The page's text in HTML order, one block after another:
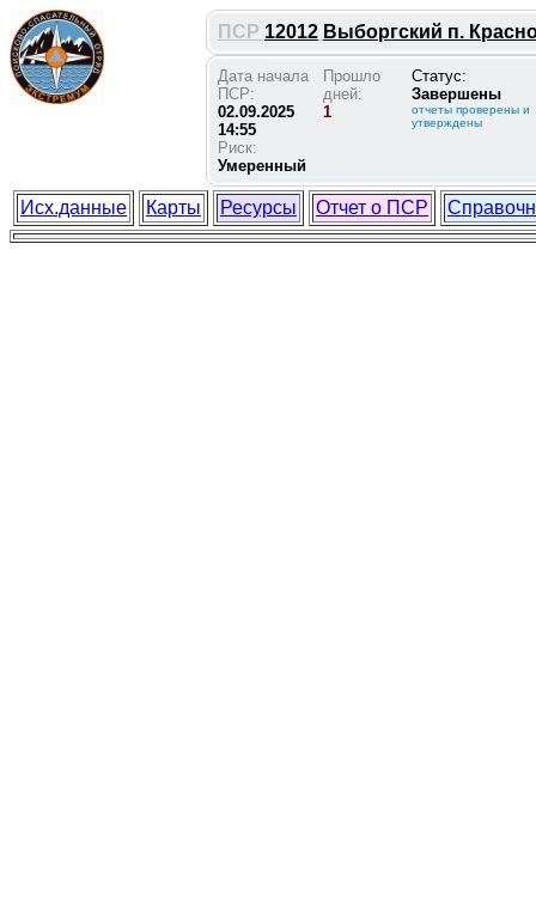
ПСР 12012 Выборгский п.
Дата начала
ПСР:
02.09.2025
14:55
Риск:
Умеренный
Прошло
дней:
1
Статус:
Завершены
отчеты проверены и
утверждены
Исх.данные Карты Ресурсы Отчет о ПСР